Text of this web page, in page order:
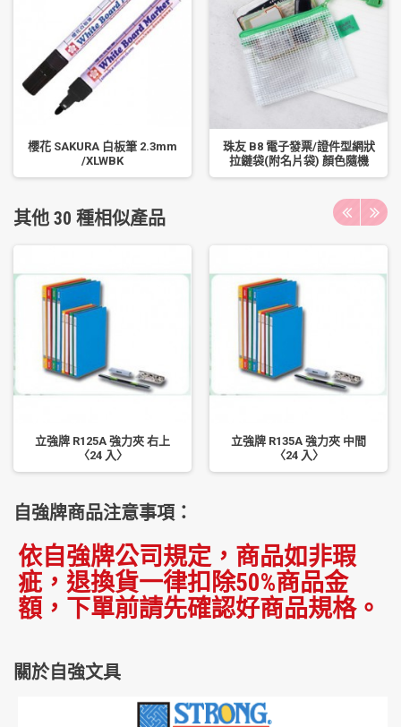
櫻花 SAKURA 白板筆 2.3mm
/XLWBK
珠友 B8 電子發票/證件型網狀
拉鏈袋(附名片袋) 顏色隨機
其他 30 種相似產品
立強牌 R125A 強力夾 右上
〈24 入〉
立強牌 R135A 強力夾 中間
〈24 入〉
自強牌商品注意事項：
依自強牌公司規定，商品如非瑕
疵，退換貨一律扣除50%商品金
額，下單前請先確認好商品規格。
關於自強文具